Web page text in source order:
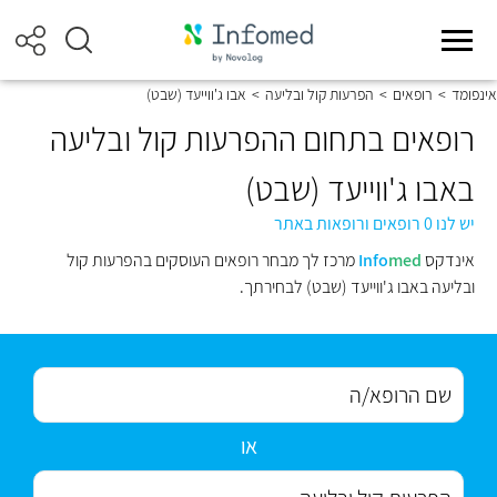
אינפומד > רופאים > הפרעות קול ובליעה > אבו ג'ווייעד (שבט)
רופאים בתחום ההפרעות קול ובליעה
באבו ג'ווייעד (שבט)
יש לנו 0 רופאים ורופאות באתר
אינדקס
Infomed
מרכז לך מבחר רופאים העוסקים בהפרעות קול
ובליעה באבו ג'ווייעד (שבט) לבחירתך.
או